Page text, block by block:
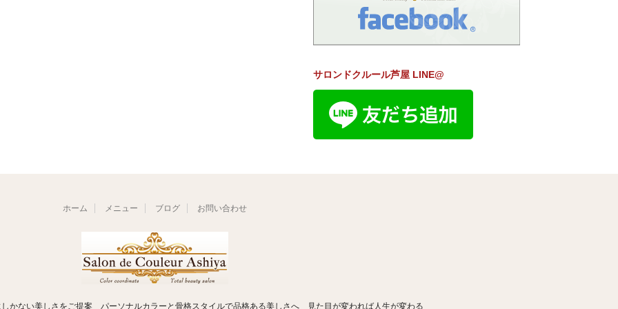
サロンドクルール芦屋 LINE@
ホーム メニュー ブログ お問い合わせ
かない美しさをご提案 パーソナルカラーと骨格スタイルで品格ある美しさへ 見た目が変われば人生が変わる